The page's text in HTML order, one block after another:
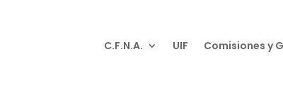
C.F.N.A. UIF Comisiones y